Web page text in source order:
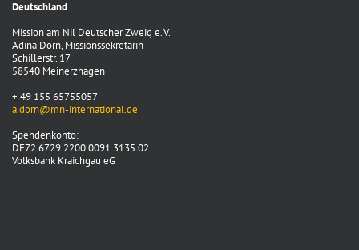
Deutschland
Mission am Nil Deutscher Zweig e. V.
Adina Dorn, Missionssekretärin
Schillerstr. 17
58540 Meinerzhagen
+ 49 155 65755057
a.dorn@mn-international.de
Spendenkonto:
DE72 6729 2200 0091 3135 02
Volksbank Kraichgau eG